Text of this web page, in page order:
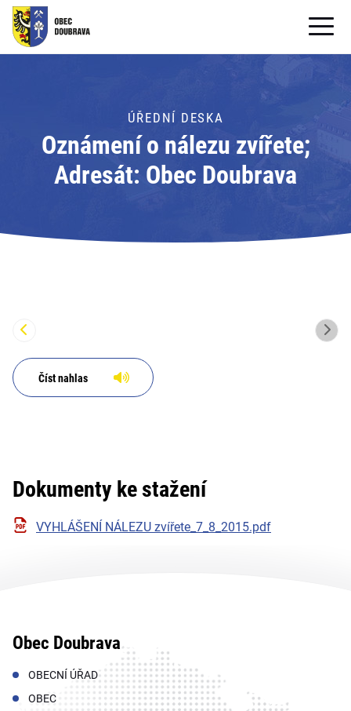
OBECNÍ ÚŘAD
PRO OBČANY
Formuláře ke stažení
PRO TURISTY
ÚŘEDNÍ DESKA
Oznámení o nálezu zvířete;
Adresát: Obec Doubrava
Číst nahlas
Dokumenty ke stažení
VYHLÁŠENÍ NÁLEZU zvířete_7_8_2015.pdf
Obec Doubrava
OBECNÍ ÚŘAD
OBEC